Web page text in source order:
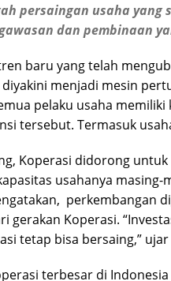
persaingan usaha yang
dan pembinaan
tren baru yang telah
menjadi mesin
pelaku usaha
tersebut. Termasuk
Koperasi didorong
usahanya masing-
perkembangan
gerakan Koperasi.
tetap bisa bersaing,” ujar
terbesar di